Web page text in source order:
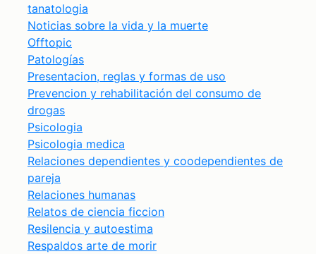
tanatologia
Noticias sobre la vida y la muerte
Offtopic
Patologías
Presentacion, reglas y formas de uso
Prevencion y rehabilitación del consumo de
drogas
Psicologia
Psicologia medica
Relaciones dependientes y coodependientes de
pareja
Relaciones humanas
Relatos de ciencia ficcion
Resilencia y autoestima
Respaldos arte de morir